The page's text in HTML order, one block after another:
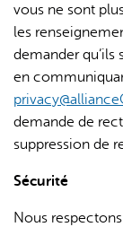
vous ne sont
les
demander
en
demande de
suppression de
Sécurité
Nous